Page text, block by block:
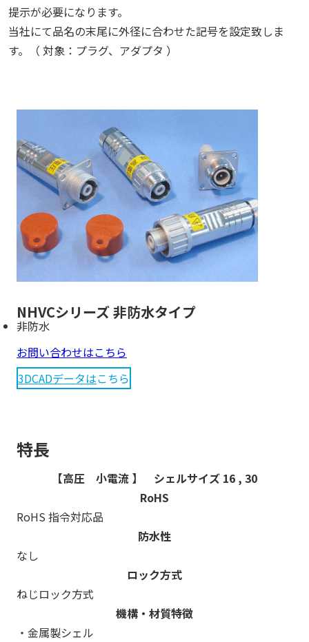
提示が必要になります。
当社にて品名の末尾に外径に合わせた記号を設定致しま
す。（ 対象：プラグ、アダプタ ）
NHVCシリーズ 非防水タイプ
非防水
お問い合わせはこちら
3DCADデータはこちら
特長
【高圧 小電流 】 シェルサイズ 16 , 30
RoHS
RoHS 指令対応品
防水性
なし
ロック方式
ねじロック方式
機構・材質特徴
・金属製シェル